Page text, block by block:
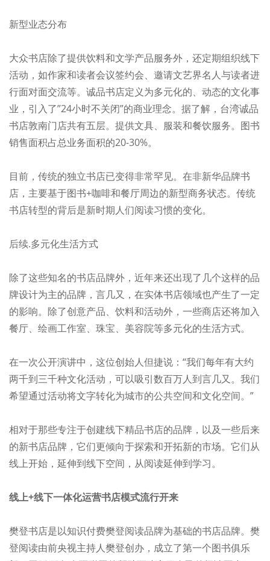
新型业态分布
大众书店除了提供饮料和文学产品服务外，还定期组织线下
活动，如作家和读者会议签约会、邀请文艺界名人与读者进
行面对面交流等。诚品书店定义为多元化的、动态的文化事
业，引入了”24小时不关闭”的商业理念。据了解，台湾诚品
书店敦南门店共有五层。提供文具、服装和餐饮服务。图书
销售面积占总业务面积的20-30%。
目前，传统的独立书店已变得非常罕见。在非新华品牌书
店，主要基于图书+咖啡和餐厅周边的新型商务状态。传统
书店转型的背后是新时期人们阅读习惯的变化。
后续.多元化生活方式
除了这些知名的书店品牌外，近年来还出现了几个这样的品
牌设计为主的品牌，言几又，在实体书店领域也产生了一定
的影响。除了创意产品、饮料和活动外，一些商店还将加入
餐厅、绘画工作室、珠宝、美容院等多元化的生活方式。
在一次公开演讲中，这位创始人但捷说：“我们每年有大约
两千到三千种文化活动，可以吸引数百万人到言几又。我们
希望通过活动将文字转化为城市的公共空间和文化空间。”
相对于那些专注于创建线下精品书店的品牌，以及一些后来
的新书店品牌，它们更倾向于探索和开拓新的市场。它们从
线上开始，延伸到线下空间，从阅读延伸到学习。
线上+线下一体化运营书店模式流行开来
樊登书店是以知识付费樊登阅读品牌为基础的书店品牌。樊
登阅读由前央视主持人樊登创办，成立了第一个图书俱乐